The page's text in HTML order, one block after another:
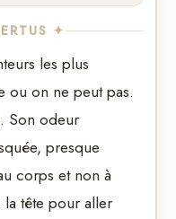
✦
les plus
ou on ne peut pas.
Son odeur
presque
corps et non à
tête pour aller